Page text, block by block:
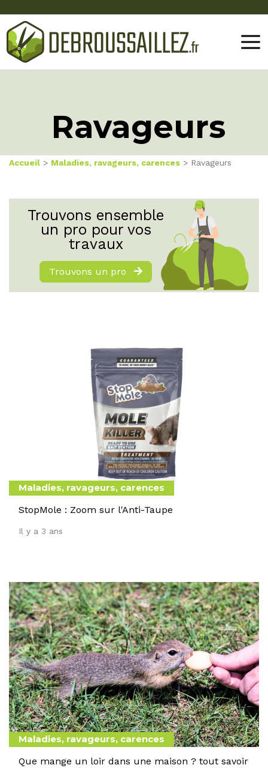
Ravageurs
Accueil > Maladies, ravageurs, carences > Ravageurs
Trouvons ensemble
un pro pour vos
travaux
Trouvons un pro
Maladies, ravageurs, carences
StopMole : Zoom sur l'Anti-Taupe
Il y a 3 ans
Maladies, ravageurs, carences
Que mange un loir dans une maison ? tout savoir